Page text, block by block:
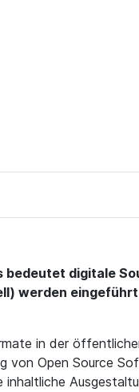
bedeutet digitale
werden
in der
von Open Source